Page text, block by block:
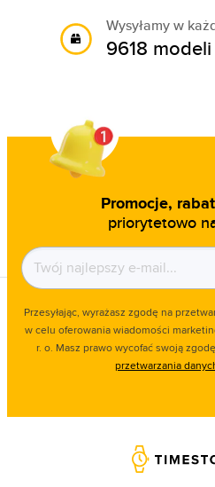
Wysyłamy w
9618
Promocje,
priorytetowo
Przesyłając, wyrażasz zgodę na
w celu oferowania wiadomości
r. o. Masz prawo wycofać swoją
przetwarzania